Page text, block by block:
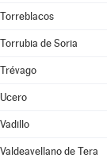
Torreblacos
Torrubia de Soria
Trévago
Ucero
Vadillo
Valdeavellano de Tera